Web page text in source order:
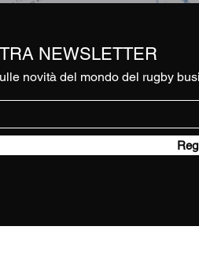
NEWSLETTER
novità del mondo del rugby